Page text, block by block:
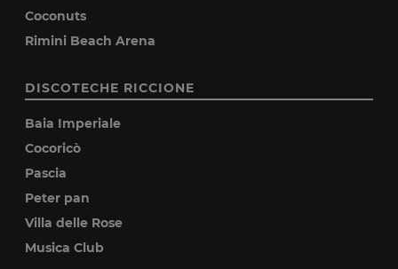
Coconuts
Rimini Beach Arena
DISCOTECHE RICCIONE
Baia Imperiale
Cocoricò
Pascia
Peter pan
Villa delle Rose
Musica Club